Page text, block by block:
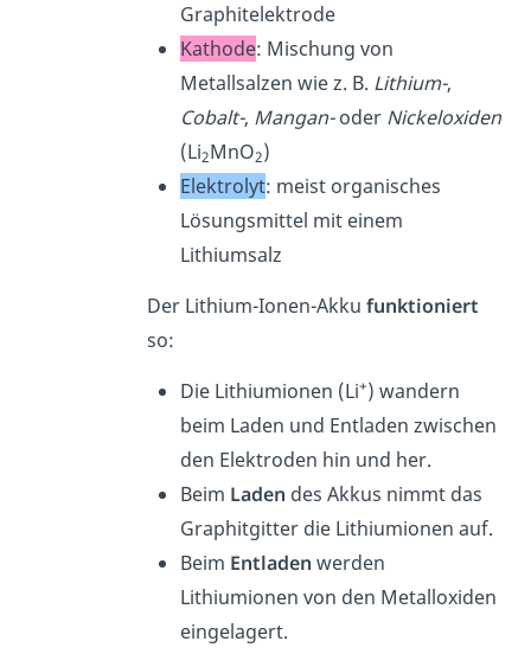
Graphitelektrode
Kathode: Mischung von
Metallsalzen wie z. B. Lithium-,
Cobalt-, Mangan-oder Nickeloxiden
(Li2MnO2)
Elektrolyt: meist organisches
Lösungsmittel mit einem
Lithiumsalz
Der Lithium-Ionen-Akku funktioniert
so:
Die Lithiumionen (Li+) wandern
beim Laden und Entladen zwischen
den Elektroden hin und her.
Beim Laden des Akkus nimmt das
Graphitgitter die Lithiumionen auf.
Beim Entladen werden
Lithiumionen von den Metalloxiden
eingelagert.